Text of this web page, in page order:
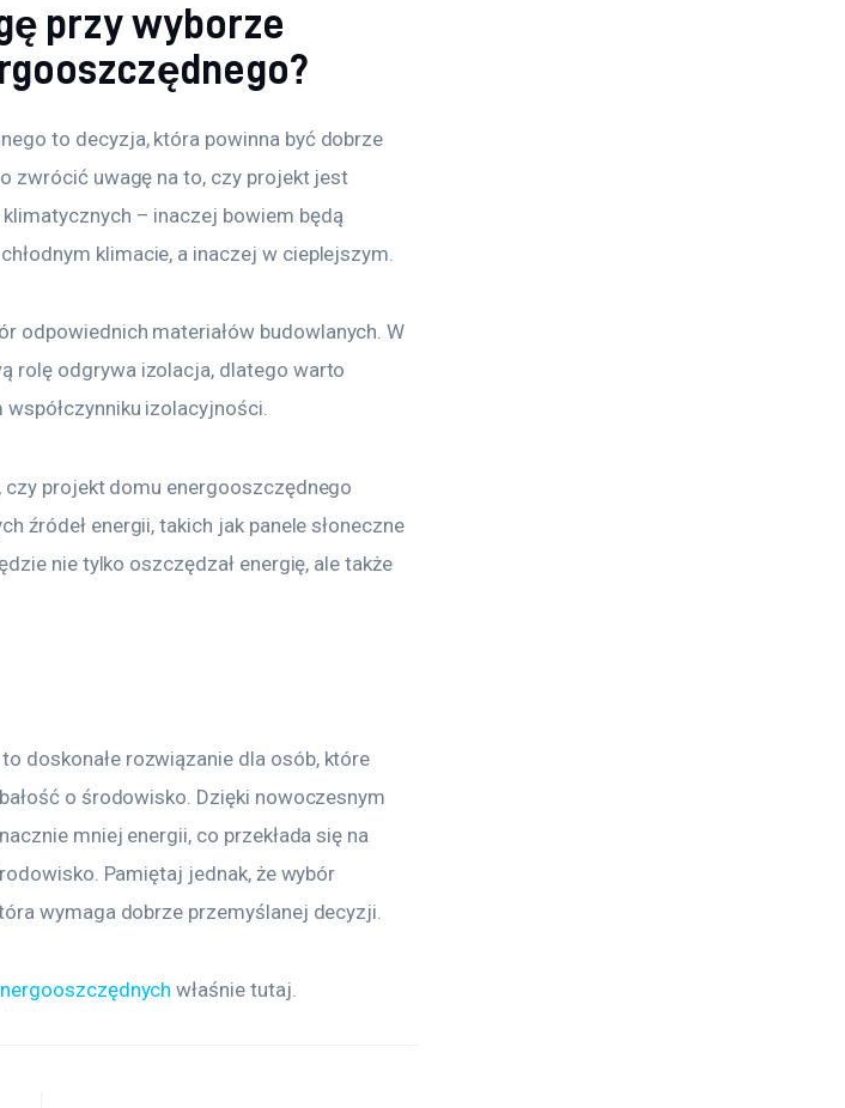
przy wyborze
to decyzja, która powinna być dobrze
zwrócić uwagę na to, czy projekt jest
– inaczej bowiem będą
klimacie, a inaczej w cieplejszym.
odpowiednich materiałów budowlanych. W
rolę odgrywa izolacja, dlatego warto
izolacyjności.
projekt domu energooszczędnego
źródeł energii, takich jak panele słoneczne
nie tylko oszczędzał energię, ale także
doskonałe rozwiązanie dla osób, które
o środowisko. Dzięki nowoczesnym
mniej energii, co przekłada się na
Pamiętaj jednak, że wybór
wymaga dobrze przemyślanej decyzji.
właśnie tutaj.